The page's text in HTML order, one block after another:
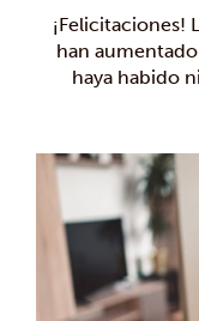
¡Felicitaciones!
han
haya habido